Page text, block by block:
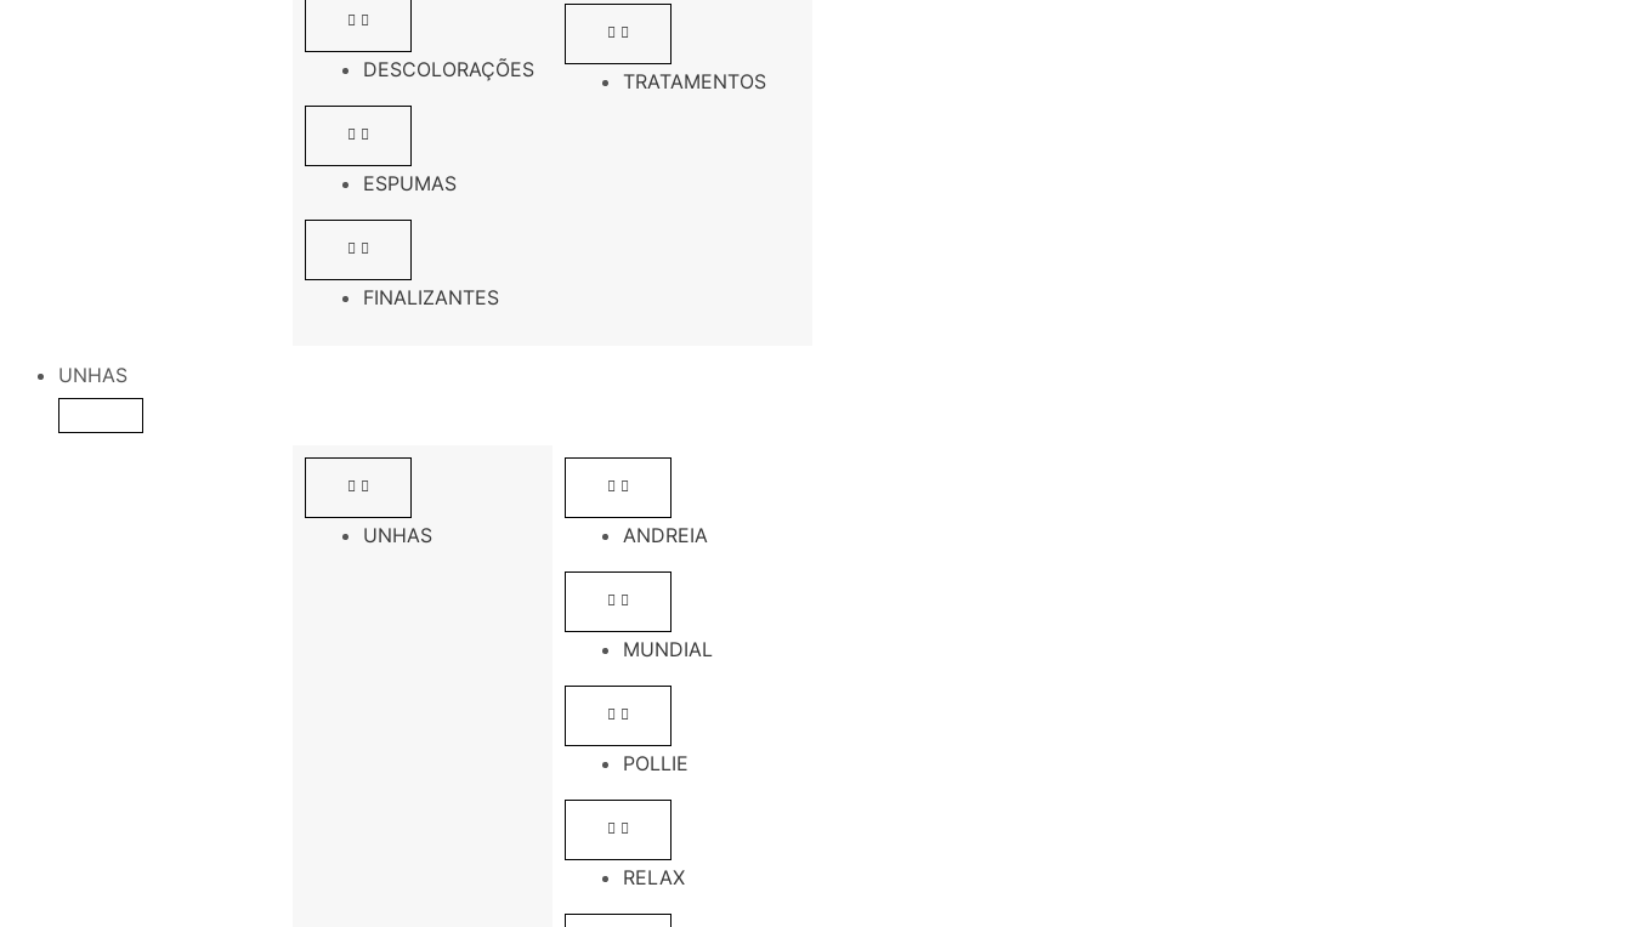
DESCOLORAÇÕES
ESPUMAS
FINALIZANTES
TRATAMENTOS
UNHAS
UNHAS ANDREIA
MUNDIAL
POLLIE
RELAX